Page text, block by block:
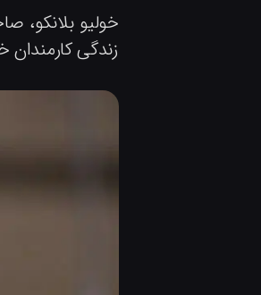
خولیو بلانکو،
زندگی